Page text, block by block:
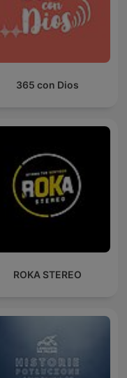
365 con Dios
ROKA STEREO